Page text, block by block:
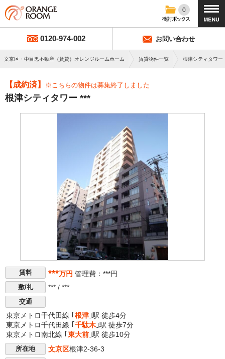
0
0120-974-002 お問い合わせ
文京区・中目黒不動産（賃貸）オレンジルームホーム 賃貸物件一覧 根津シティタワー
【成約済】 ※こちらの物件は募集終了しました
根津シティタワー ***
賃料 ***万円 管理費：***円
敷/礼 *** / ***
交通
東京メトロ千代田線 ｢ 根津 ｣駅 徒歩4分
東京メトロ千代田線 ｢ 千駄木 ｣駅 徒歩7分
東京メトロ南北線 ｢ 東大前 ｣駅 徒歩10分
所在地 文京区根津2-36-3